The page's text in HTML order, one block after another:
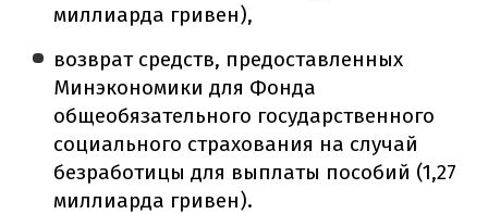
миллиарда гривен),
возврат средств, предоставленных
Минэкономики для Фонда
общеобязательного государственного
социального страхования на случай
безработицы для выплаты пособий (1,27
миллиарда гривен).